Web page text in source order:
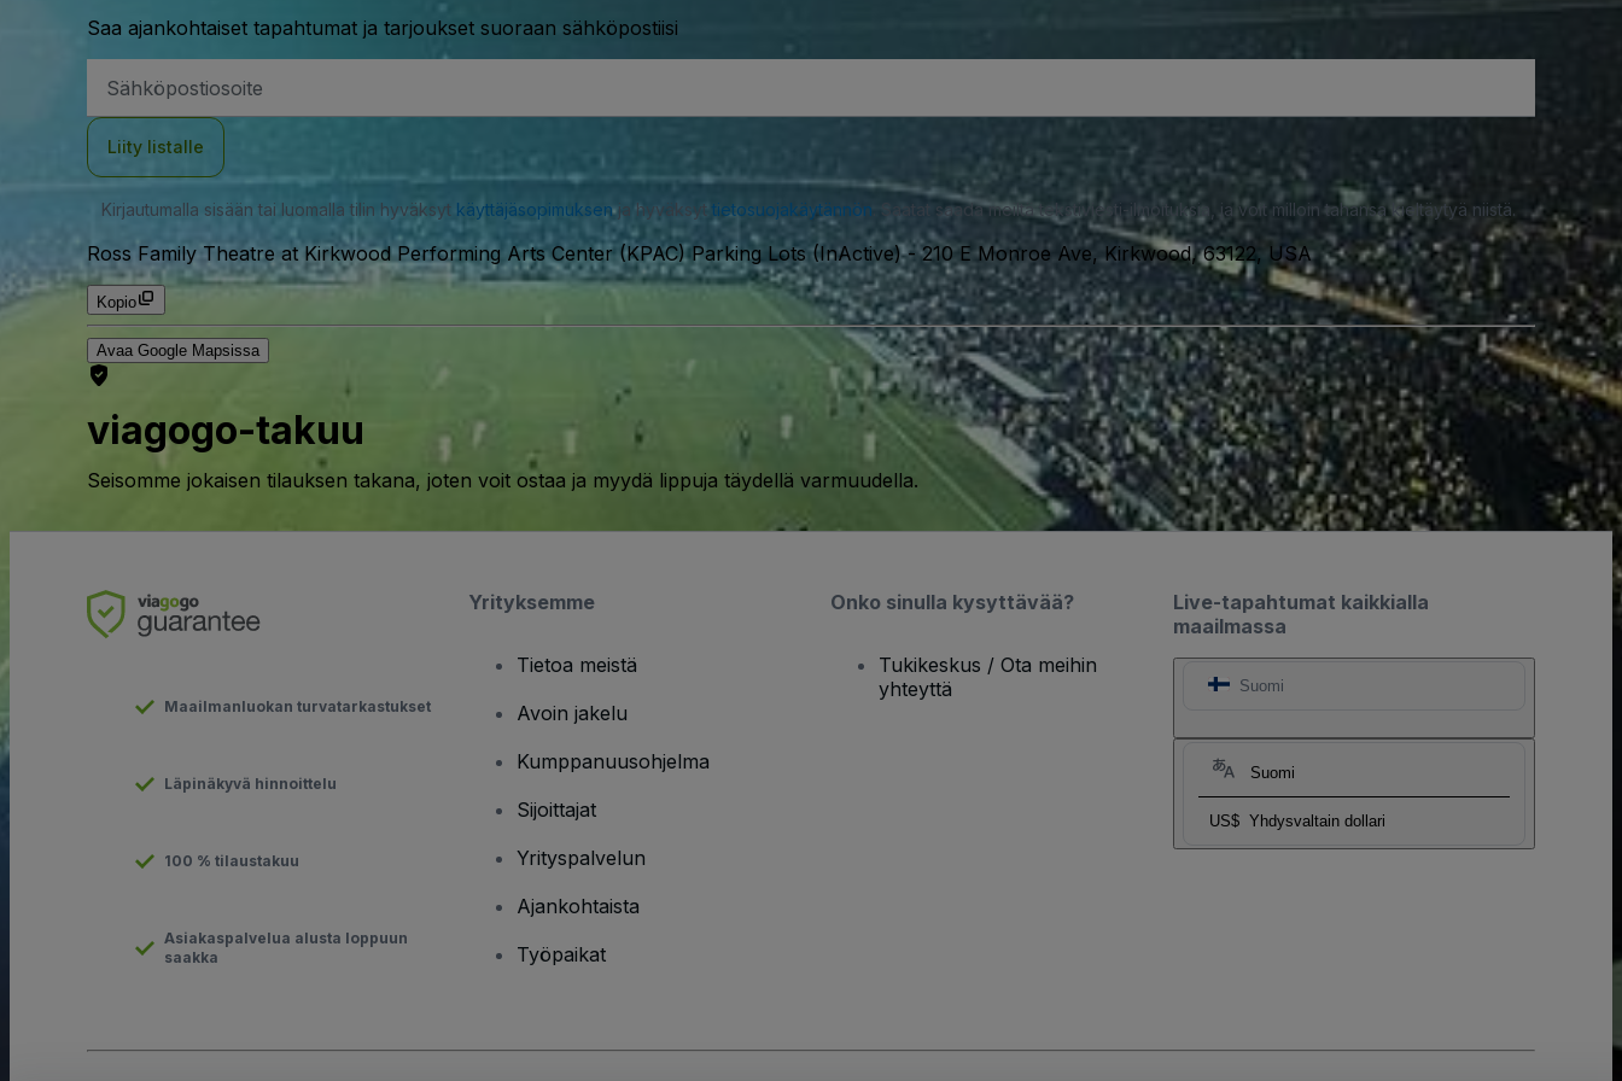
Saa ajankohtaiset tapahtumat ja tarjoukset suoraan sähköpostiisi
Liity listalle
Kirjautumalla sisään tai luomalla tilin hyväksyt käyttäjäsopimuksenja hyväksyt tietosuojakäytännön . Saatat saada meiltä tekstiviesti-ilmoituksia, ja voit milloin tahansa kieltäytyä niistä.
Ross Family Theatre at Kirkwood Performing Arts Center (KPAC) Parking Lots (InActive)-210 E Monroe Ave, Kirkwood, 63122, USA
Kopio
Avaa Google Mapsissa
viagogo-takuu
Seisomme jokaisen tilauksen takana, joten voit ostaa ja myydä lippuja täydellä varmuudella.
Live-tapahtumat kaikkialla
maailmassa
Suomi
Suomi
US$ Yhdysvaltain dollari
Maailmanluokan turvatarkastukset
Läpinäkyvä hinnoittelu
100 % tilaustakuu
Asiakaspalvelua alusta loppuun
saakka
Yrityksemme
Tietoa meistä
Avoin jakelu
Kumppanuusohjelma
Sijoittajat
Yrityspalvelun
Ajankohtaista
Työpaikat
Onko sinulla kysyttävää?
Tukikeskus / Ota meihin
yhteyttä